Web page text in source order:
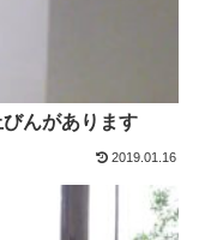
んがあります
2019.01.16